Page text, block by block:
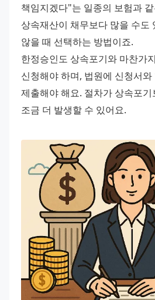
책임지겠다"는 일종의 보험과
상속재산이 채무보다 많을 수도
않을 때 선택하는 방법이죠.
한정승인도 상속포기와 마찬가
신청해야 하며, 법원에 신청서
제출해야 해요. 절차가 상속포
조금 더 발생할 수 있어요.